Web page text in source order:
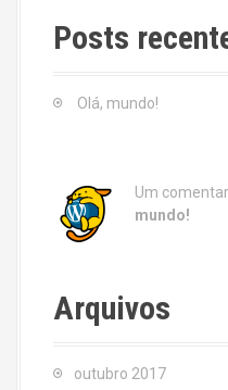
c
h
Posts
Olá, mundo!
Um
mundo!
Arquivos
outubro 2017